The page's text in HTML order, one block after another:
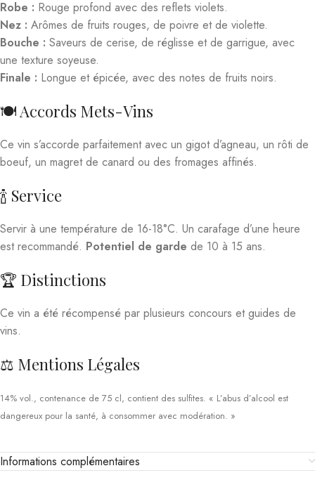
Robe : Rouge profond avec des reflets violets.
Nez : Arômes de fruits rouges, de poivre et de violette.
Bouche : Saveurs de cerise, de réglisse et de garrigue, avec
une texture soyeuse.
Finale : Longue et épicée, avec des notes de fruits noirs.
🍽️ Accords Mets-Vins
Ce vin s’accorde parfaitement avec un gigot d’agneau, un rôti de
boeuf, un magret de canard ou des fromages affinés.
🍾 Service
Servir à une température de 16-18°C. Un carafage d’une heure
est recommandé. Potentiel de garde de 10 à 15 ans.
🏆 Distinctions
Ce vin a été récompensé par plusieurs concours et guides de
vins.
⚖️ Mentions Légales
14% vol., contenance de 75 cl, contient des sulfites. « L’abus d’alcool est
dangereux pour la santé, à consommer avec modération. »
Informations complémentaires